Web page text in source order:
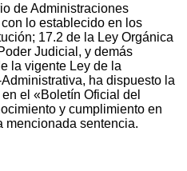
de Administraciones
lo establecido en los
17.2 de la Ley Orgánica
Judicial, y demás
la vigente Ley de la
ha dispuesto la
el «Boletín Oficial del
y cumplimiento en
mencionada sentencia.